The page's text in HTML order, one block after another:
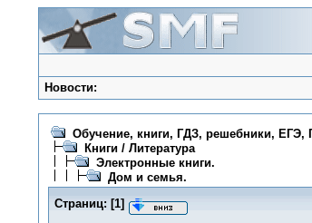
Новости:
Обучение, книги, ГДЗ, решебники, ЕГЭ,
Книги / Литература
Электронные книги.
Дом и семья.
Страниц: [1]